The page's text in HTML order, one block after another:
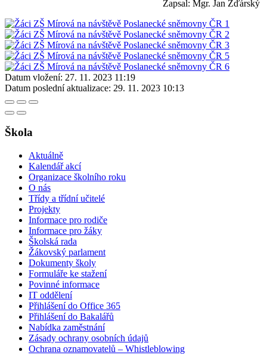
Zapsal: Mgr. Jan Žďárský
Datum vložení: 27. 11. 2023 11:19
Datum poslední aktualizace: 29. 11. 2023 10:13
Škola
Aktuálně
Kalendář akcí
Organizace školního roku
O nás
Třídy a třídní učitelé
Projekty
Informace pro rodiče
Informace pro žáky
Školská rada
Žákovský parlament
Dokumenty školy
Formuláře ke stažení
Povinné informace
IT oddělení
Přihlášení do Office 365
Přihlášení do Bakalářů
Nabídka zaměstnání
Zásady ochrany osobních údajů
Ochrana oznamovatelů – Whistleblowing